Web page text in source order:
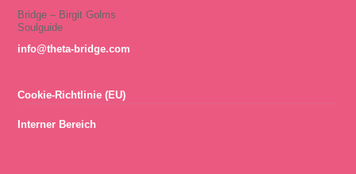
Bridge – Birgit Golms
Soulguide
info@theta-bridge.com
Cookie-Richtlinie (EU)
Interner Bereich